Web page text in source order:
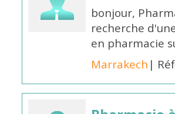
bonjour,
recherche
en pharmacie
Marrakech |